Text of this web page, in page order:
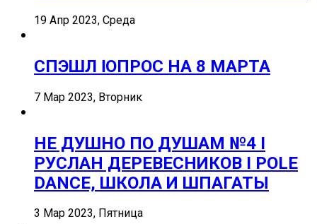
19 Апр 2023, Среда
СПЭШЛ ӏ ОПРОС НА 8 МАРТА
7 Мар 2023, Вторник
НЕ ДУШНО ПО ДУШАМ №4 I
РУСЛАН ДЕРЕВЕСНИКОВ I POLE
DANCE, ШКОЛА И ШПАГАТЫ
3 Мар 2023, Пятница